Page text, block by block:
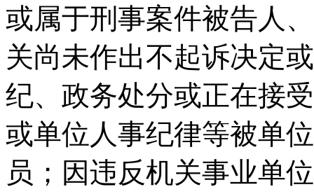
或属于刑事案件被告人
关尚未作出不起诉决定
纪、政务处分或正在接
或单位人事纪律等被单
员；因违反机关事业单